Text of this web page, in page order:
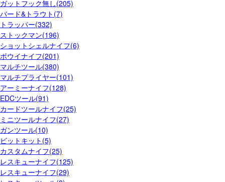
ガットフック無し(205)
バード&トラウト(7)
トラッパー(332)
ストックマン(196)
ショットシェルナイフ(6)
ボウイナイフ(201)
マルチツール(380)
マルチプライヤー(101)
アーミーナイフ(128)
EDCツール(91)
カードツールナイフ(25)
ミニツールナイフ(27)
ガンツール(10)
ビットキット(5)
カスタムナイフ(25)
レスキューナイフ(125)
レスキューナイフ(29)